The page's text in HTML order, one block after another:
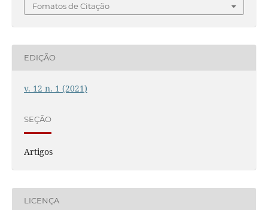
Fomatos de Citação
EDIÇÃO
v. 12 n. 1 (2021)
SEÇÃO
Artigos
LICENÇA